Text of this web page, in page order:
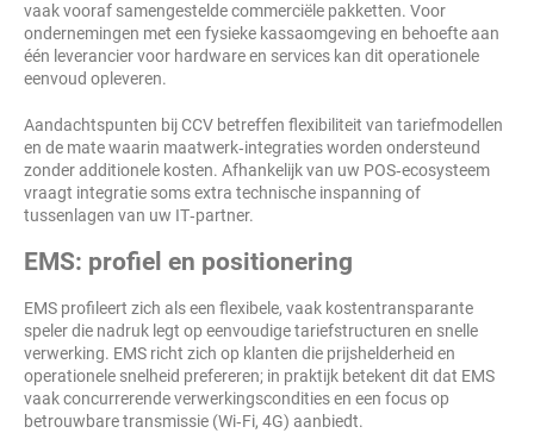
vaak vooraf samengestelde commerciële pakketten. Voor
ondernemingen met een fysieke kassaomgeving en behoefte aan
één leverancier voor hardware en services kan dit operationele
eenvoud opleveren.
Aandachtspunten bij CCV betreffen flexibiliteit van tariefmodellen
en de mate waarin maatwerk‑integraties worden ondersteund
zonder additionele kosten. Afhankelijk van uw POS‑ecosysteem
vraagt integratie soms extra technische inspanning of
tussenlagen van uw IT‑partner.
EMS: profiel en positionering
EMS profileert zich als een flexibele, vaak kostentransparante
speler die nadruk legt op eenvoudige tariefstructuren en snelle
verwerking. EMS richt zich op klanten die prijshelderheid en
operationele snelheid prefereren; in praktijk betekent dit dat EMS
vaak concurrerende verwerkingscondities en een focus op
betrouwbare transmissie (Wi‑Fi, 4G) aanbiedt.